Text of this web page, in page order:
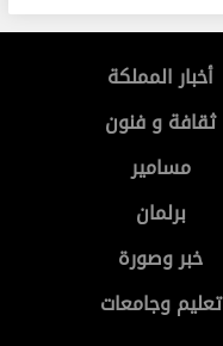
أخبار المملكة
ثقافة و فنون
مسامير
برلمان
خبر وصورة
تعليم وجامعات